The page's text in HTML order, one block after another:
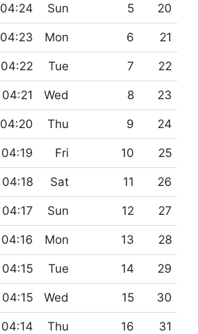
20
5
Sun
04:24 AM
21
6
Mon
04:23 AM
22
7
Tue
04:22 AM
23
8
Wed
04:21 AM
24
9
Thu
04:20 AM
25
10
Fri
04:19 AM
26
11
Sat
04:18 AM
27
12
Sun
04:17 AM
28
13
Mon
04:16 AM
29
14
Tue
04:15 AM
30
15
Wed
04:15 AM
31
16
Thu
04:14 AM